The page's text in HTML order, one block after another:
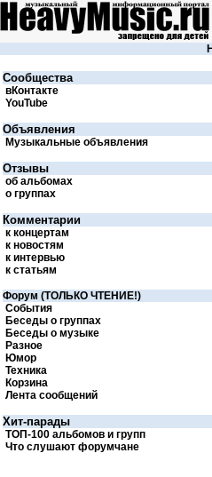
Cообщества
вКонтакте
YouTube
Объявления
Музыкальные объявления
Отзывы
об альбомах
о группах
Комментарии
к концертам
к новостям
к интервью
к статьям
Форум (ТОЛЬКО ЧТЕНИЕ!)
События
Беседы о группах
Беседы о музыке
Разное
Юмор
Техника
Корзина
Лента сообщений
Хит-парады
ТОП-100 альбомов и групп
Что слушают форумчане